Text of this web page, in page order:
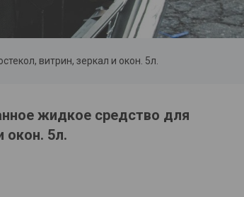
витрин, зеркал и окон. 5л.
жидкое средство для
окон. 5л.